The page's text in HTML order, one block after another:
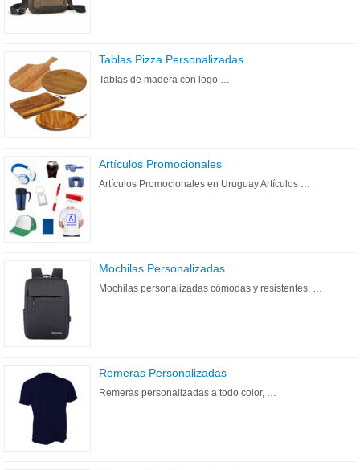
Tablas Pizza Personalizadas
Tablas de madera con logo …
Artículos Promocionales
Artículos Promocionales en Uruguay Artículos …
Mochilas Personalizadas
Mochilas personalizadas cómodas y resistentes, …
Remeras Personalizadas
Remeras personalizadas a todo color, …